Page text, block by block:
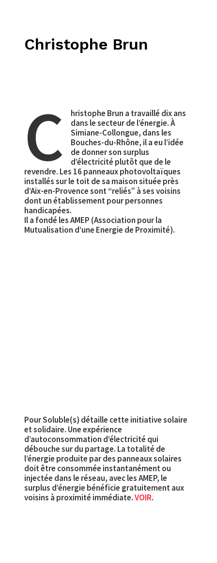
Christophe Brun
C
hristophe Brun a travaillé dix ans
dans le secteur de l’énergie. À
Simiane-Collongue, dans les
Bouches-du-Rhône, il a eu l’idée
de donner son surplus
d’électricité plutôt que de le
revendre. Les 16 panneaux photovoltaïques
installés sur le toit de sa maison située près
d’Aix-en-Provence sont “reliés” à ses voisins
dont un établissement pour personnes
handicapées.
Il a fondé les AMEP (Association pour la
Mutualisation d’une Energie de Proximité).
Pour Soluble(s) détaille cette initiative solaire
et solidaire. Une expérience
d’autoconsommation d’électricité qui
débouche sur du partage. La totalité de
l’énergie produite par des panneaux solaires
doit être consommée instantanément ou
injectée dans le réseau, avec les AMEP, le
surplus d’énergie bénéficie gratuitement aux
voisins à proximité immédiate.VOIR.